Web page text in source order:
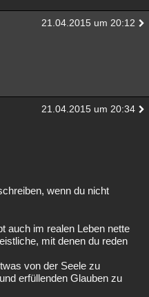
21.04.2015 um 20:12
21.04.2015 um 20:34
wenn du nicht
auch im realen Leben nette
mit denen du reden
von der Seele zu
erfüllenden Glauben zu